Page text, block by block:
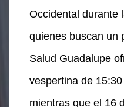
Occidental durante
quienes buscan un
Salud Guadalupe
vespertina de
mientras que el 16